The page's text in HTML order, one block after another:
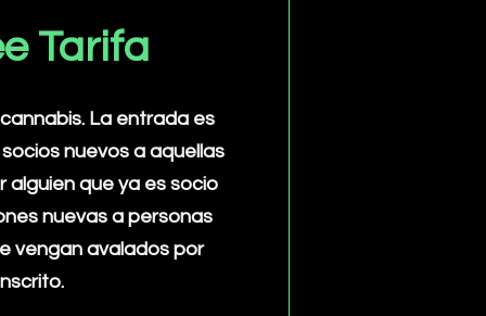
Tarifa
La entrada es
nuevos a aquellas
alguien que ya es socio
nuevas a personas
vengan avalados por